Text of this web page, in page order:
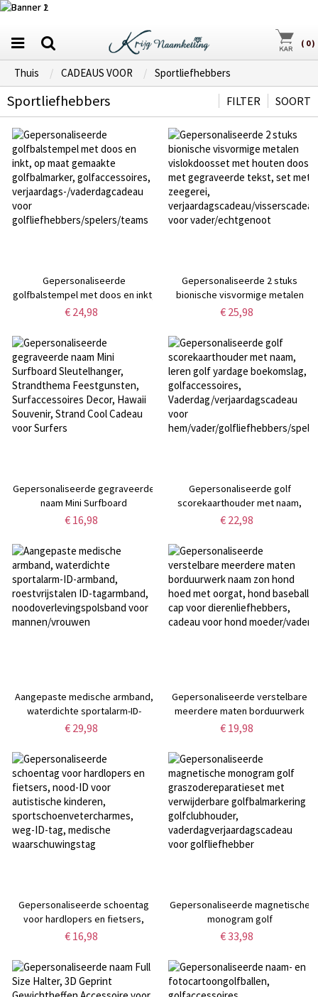
( 0)
Thuis CADEAUS VOOR Sportliefhebbers
Sportliefhebbers SOORT
FILTER
Gepersonaliseerde
golfbalstempel met doos en inkt,
op maat gemaakte
verjaardags-/vaderdagcadeau
golfliefhebbers/spelers/teams
€ 24,98
Gepersonaliseerde 2 stuks
bionische visvormige metalen
vislokdoosset met houten doos
zeegerei,
verjaardagscadeau/visserscadeau
voor vader/echtgenoot
€ 25,98
Gepersonaliseerde gegraveerde
naam Mini Surfboard
Sleutelhanger, Strandthema
Decor, Hawaii Souvenir, Strand
Cool Cadeau voor Surfers
€ 16,98
Gepersonaliseerde golf
scorekaarthouder met naam,
leren golf yardage boekomslag,
Vaderdag/verjaardagscadeau
voor
hem/vader/golfliefhebbers/
€ 22,98
Aangepaste medische armband,
waterdichte sportalarm-ID-
armband, roestvrijstalen ID-
noodoverlevingspolsband voor
mannen/vrouwen
€ 29,98
Gepersonaliseerde verstelbare
meerdere maten borduurwerk
naam zon hond hoed met oorgat,
dierenliefhebbers, cadeau voor
hond moeder/vader
€ 19,98
Gepersonaliseerde schoentag
voor hardlopers en fietsers,
nood-ID voor autistische
sportschoenvetercharmes, weg-
ID-tag, medische
waarschuwingstag
€ 16,98
Gepersonaliseerde magnetische
monogram golf
graszodereparatieset met
golfclubhouder,
vaderdagverjaardagscadeau
voor golfliefhebber
€ 33,98